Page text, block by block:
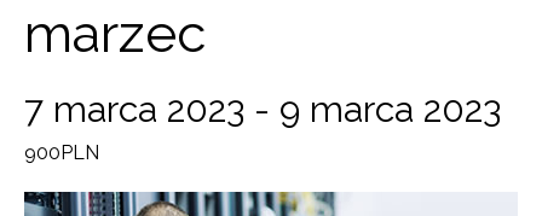
marzec
7 marca 2023 - 9 marca 2023
900PLN